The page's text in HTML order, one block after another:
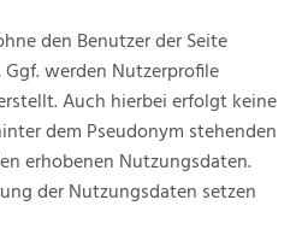
den Benutzer der Seite
werden Nutzerprofile
Auch hierbei erfolgt keine
dem Pseudonym stehenden
erhobenen Nutzungsdaten.
der Nutzungsdaten setzen